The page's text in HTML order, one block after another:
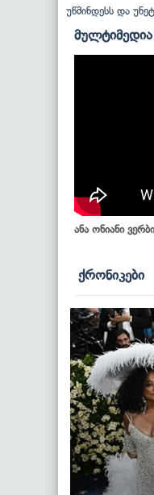
უწმინდესს და
მულტიმედია
ანა ონიანი
ქრონიკები